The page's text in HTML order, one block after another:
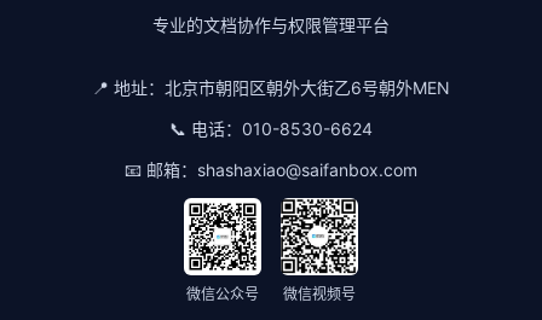
专业的文档协作与权限管理平台
📍 地址： 北京市朝阳区朝外大街乙6号朝外MEN
📞 电话： 010-8530-6624
📧 邮箱： shashaxiao@saifanbox.com
微信公众号 微信视频号